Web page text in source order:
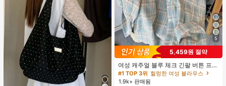
5
5,459원 절약
여성 캐주얼 블루 체크 긴팔 버튼 프론
트 폴리에스터 셔츠, 레귤러 핏, 봄 의
류, 편안한 스타일
#1 TOP 3위 헐렁한 여성 블라우스
1.9k+ 판매됨